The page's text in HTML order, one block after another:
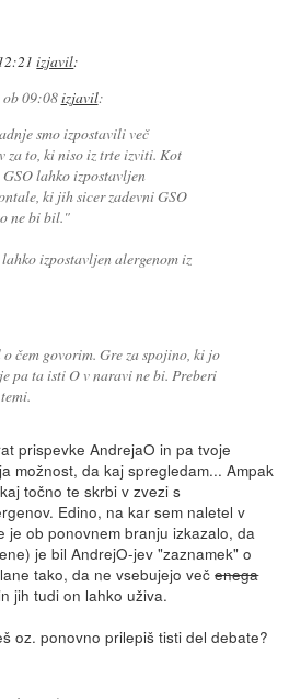
izjavil:
09:08izjavil:
smo izpostavili več
za to, ki niso iz trte izviti. Kot
lahko izpostavljen
ki jih sicer zadevni GSO
ne bi bil."
izpostavljen alergenom iz
čem govorim. Gre za spojino, ki jo
pa ta isti O v naravi ne bi. Preberi
prispevke AndrejaO in pa tvoje
možnost, da kaj spregledam... Ampak
točno te skrbi v zvezi s
Edino, na kar sem naletel v
je ob ponovnem branju izkazalo, da
je bil AndrejO-jev "zaznamek" o
tako, da ne vsebujejo večenega
jih tudi on lahko uživa.
oz. ponovno prilepiš tisti del debate?